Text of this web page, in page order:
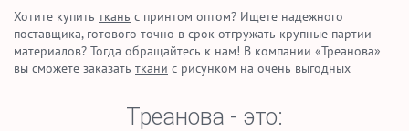
Хотите купить ткань с принтом оптом? Ищете надежного
поставщика, готового точно в срок отгружать крупные партии
материалов? Тогда обращайтесь к нам! В компании «Треанова»
вы сможете заказать ткани с рисунком на очень выгодных
Треанова - это: